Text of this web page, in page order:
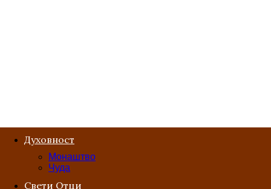
Духовност
Монаштво
Чуда
Свети Отци